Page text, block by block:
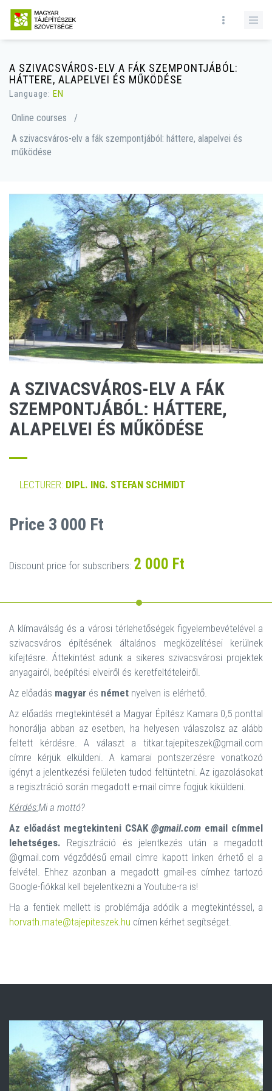
A SZIVACSVÁROS-ELV A FÁK SZEMPONTJÁBÓL:
HÁTTERE, ALAPELVEI ÉS MŰKÖDÉSE
Language: EN
Online courses
/
A szivacsváros-elv a fák szempontjából: háttere, alapelvei és
működése
A SZIVACSVÁROS-ELV A FÁK
SZEMPONTJÁBÓL: HÁTTERE,
ALAPELVEI ÉS MŰKÖDÉSE
LECTURER: DIPL. ING. STEFAN SCHMIDT
Price 3 000 Ft
Discount price for subscribers: 2 000 Ft
A klímaválság és a városi térlehetőségek figyelembevételével a
szivacsváros építésének általános megközelítései kerülnek
kifejtésre. Áttekintést adunk a sikeres szivacsvárosi projektek
anyagairól, beépítési elveiről és keretfeltételeiről.
Az előadás magyar és német nyelven is elérhető.
Az előadás megtekintését a Magyar Építész Kamara 0,5 ponttal
honorálja abban az esetben, ha helyesen válaszolsz az alább
feltett kérdésre. A választ a titkar.tajepiteszek@gmail.com
címre kérjük elküldeni. A kamarai pontszerzésre vonatkozó
igényt a jelentkezési felületen tudod feltüntetni. Az igazolásokat
a regisztráció során megadott e-mail címre fogjuk kiküldeni.
Kérdés:Mi a mottó?
Az előadást megtekinteni CSAK@gmail.com email címmel
lehetséges. Regisztráció és jelentkezés után a megadott
@gmail.com végződésű email címre kapott linken érhető el a
felvétel. Ehhez azonban a megadott gmail-es címhez tartozó
Google-fiókkal kell bejelentkezni a Youtube-ra is!
Ha a fentiek mellett is problémája adódik a megtekintéssel, a
horvath.mate@tajepiteszek.hu címen kérhet segítséget.